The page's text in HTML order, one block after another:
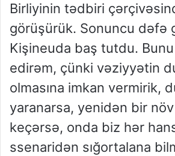
Birliyinin tədbiri
görüşürük. Sonuncu dəfə
Kişineuda baş tutdu.
edirəm, çünki vəziyyətin
olmasına imkan vermirik,
yaranarsa, yenidən bir
keçərsə, onda biz hər
ssenaridən sığortalana